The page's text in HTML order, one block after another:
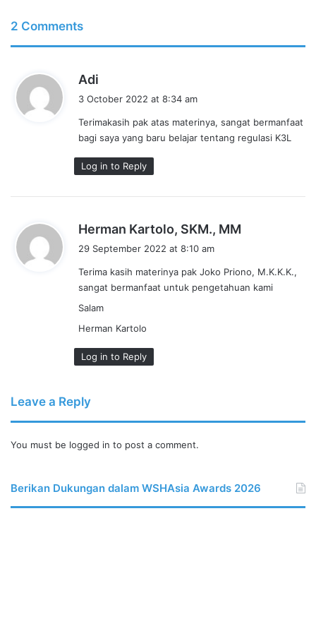
2 Comments
Adi
s
:
3 October 2022 at 8:34 am
Terimakasih pak atas materinya, sangat bermanfaat
bagi saya yang baru belajar tentang regulasi K3L
Log in to Reply
Herman Kartolo, SKM., MM
s
:
29 September 2022 at 8:10 am
Terima kasih materinya pak Joko Priono, M.K.K.K.,
sangat bermanfaat untuk pengetahuan kami
Salam
Herman Kartolo
Log in to Reply
Leave a Reply
You must be logged in to post a comment.
Berikan Dukungan dalam WSHAsia Awards 2026